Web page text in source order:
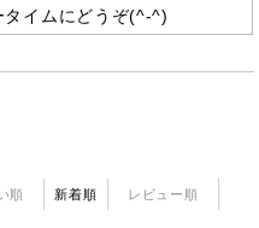
タイムにどうぞ(^-^)
順 新着順 レビュー順